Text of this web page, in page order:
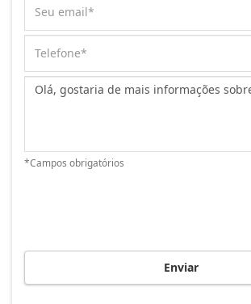
Mensagem:
*Campos obrigatórios
Enviar